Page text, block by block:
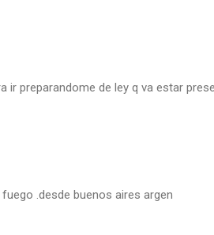
ir preparandome de ley q va estar
.desde buenos aires argen